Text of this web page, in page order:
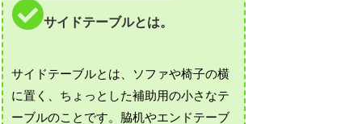
サイドテーブルとは。
サイドテーブルとは、ソファや椅子の横
に置く、ちょっとした補助用の小さなテ
ーブルのことです。脇机やエンドテーブ